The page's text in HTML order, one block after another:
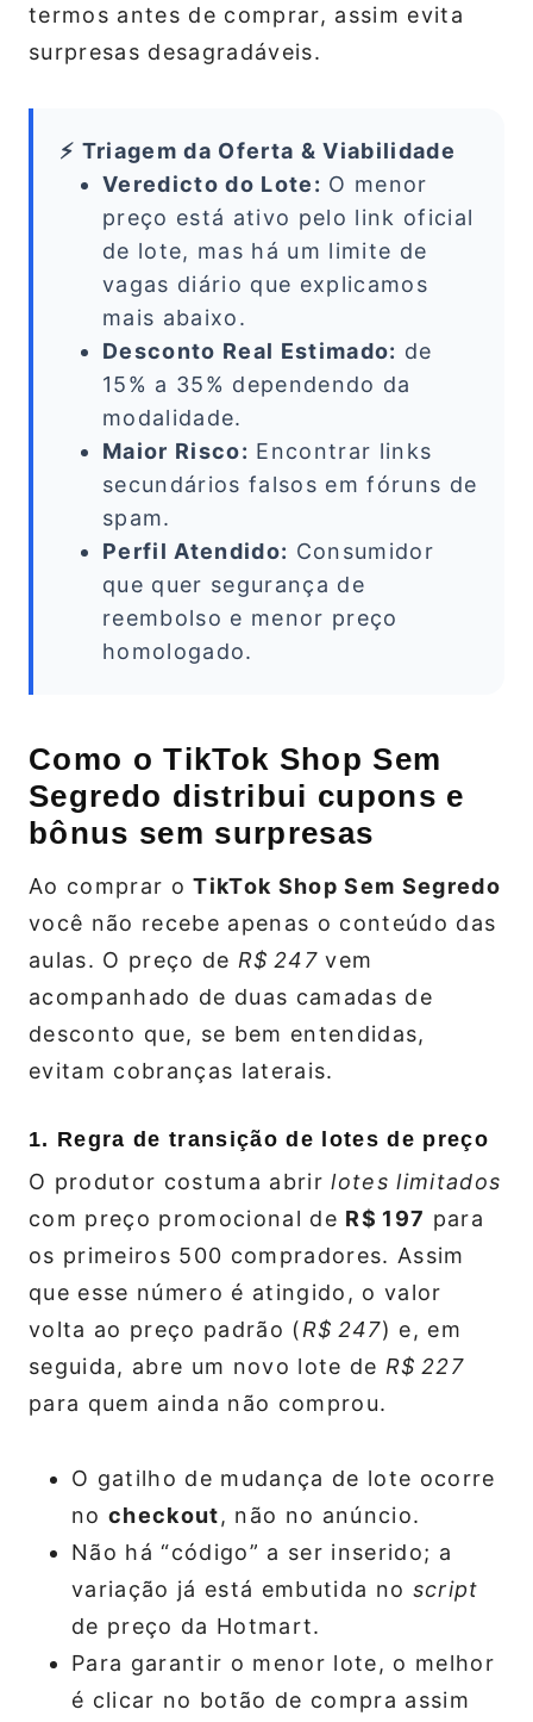
termos antes de comprar, assim evita
surpresas desagradáveis.
⚡ Triagem da Oferta & Viabilidade
Veredicto do Lote: O menor
preço está ativo pelo link oficial
de lote, mas há um limite de
vagas diário que explicamos
mais abaixo.
Desconto Real Estimado: de
15% a 35% dependendo da
modalidade.
Maior Risco: Encontrar links
secundários falsos em fóruns de
spam.
Perfil Atendido: Consumidor
que quer segurança de
reembolso e menor preço
homologado.
Como o TikTok Shop Sem
Segredo distribui cupons e
bônus sem surpresas
Ao comprar oTikTok Shop Sem Segredo
você não recebe apenas o conteúdo das
aulas. O preço de R$ 247vem
acompanhado de duas camadas de
desconto que, se bem entendidas,
evitam cobranças laterais.
1. Regra de transição de lotes de preço
O produtor costuma abrirlotes limitados
com preço promocional de R$ 197 para
os primeiros 500 compradores. Assim
que esse número é atingido, o valor
volta ao preço padrão (R$ 247) e, em
seguida, abre um novo lote de R$ 227
para quem ainda não comprou.
O gatilho de mudança de lote ocorre
no checkout, não no anúncio.
Não há “código” a ser inserido; a
variação já está embutida no script
de preço da Hotmart.
Para garantir o menor lote, o melhor
é clicar no botão de compra assim